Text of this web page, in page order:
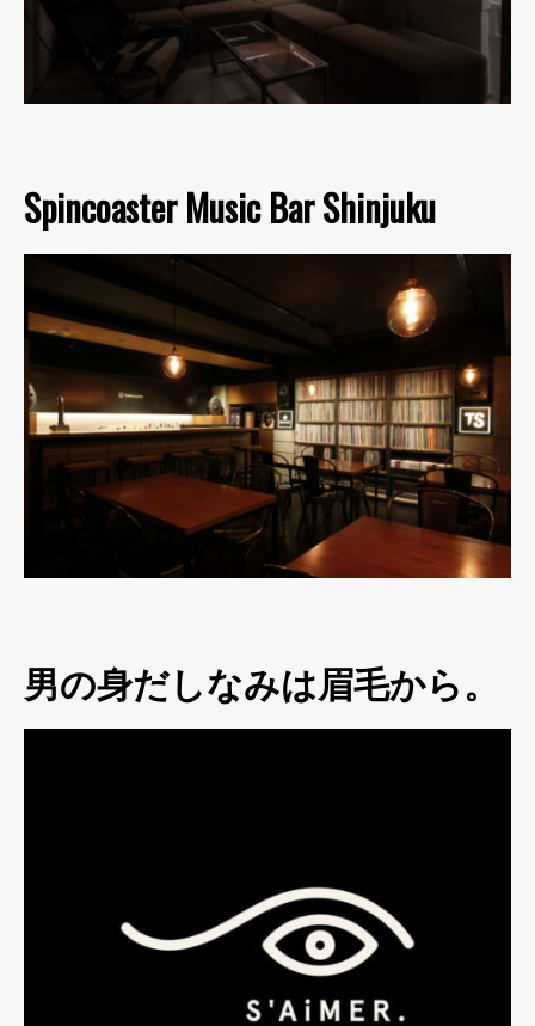
Spincoaster Music Bar Shinjuku
男の身だしなみは眉毛から。